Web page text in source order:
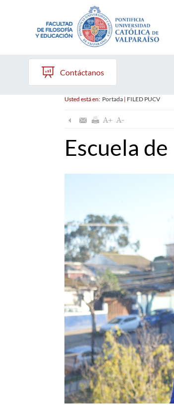
Contáctanos
Usted está en: Portada| FILED PUCV
Escuela